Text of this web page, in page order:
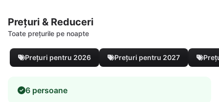
Prețuri & Reduceri
Toate prețurile pe noapte
Prețuri pentru 2026 Prețuri pentru 2027
6 persoane